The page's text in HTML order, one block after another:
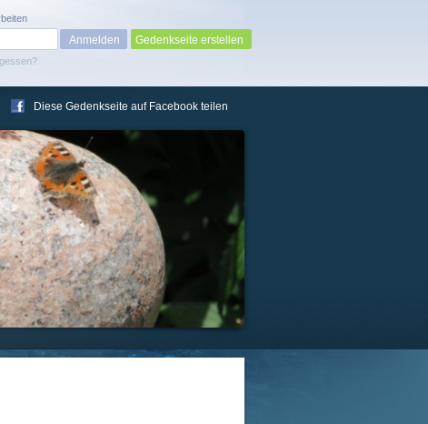
Gedenkseite erstellen
Diese Gedenkseite auf Facebook teilen